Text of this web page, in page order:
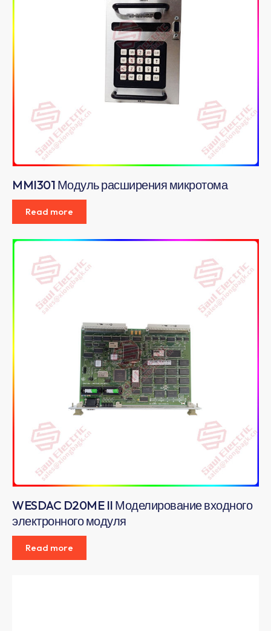
MMI301 Модуль расширения микротома
Read more
WESDAC D20ME II Моделирование входного
электронного модуля
Read more